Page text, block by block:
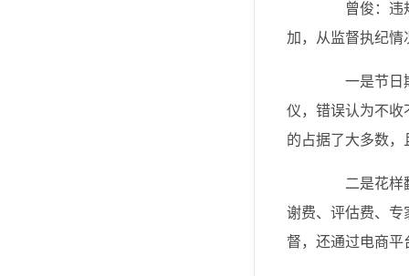
曾俊：违规
加，从监督执纪情
一是节日期
仪，错误认为不收
的占据了大多数
二是花样翻
谢费、评估费、专
督，还通过电商平